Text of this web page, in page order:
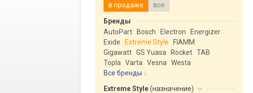
в продаже все
Бренды
AutoPart
Bosch Electron
Energizer
Exide
Extreme Style
FIAMM
Gigawatt GS Yuasa Rocket TAB
Topla
Varta Vesna
Westa
Все бренды
Extreme Style(назначение)